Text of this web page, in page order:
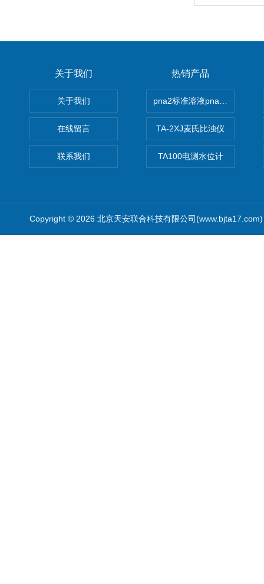
关于我们
关于我们
在线留言
联系我们
热销产品
pna2标准溶液pna3 pna4
TA-2XJ麦氏比浊仪
TA100电测水位计
Copyright © 2026 北京天安联合科技有限公司